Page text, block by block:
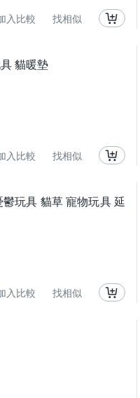
入比較 找相似
貓暖墊
入比較 找相似
玩具 貓草 寵物玩具 延
入比較 找相似